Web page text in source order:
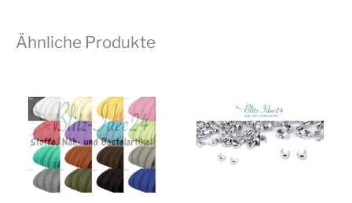
Ähnliche Produkte